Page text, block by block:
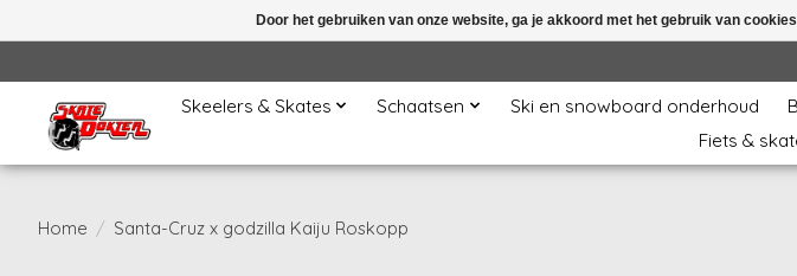
Skeelers & Skates Schaatsen Ski en snowboard onderhoud
Fiets &
Home / Santa-Cruz x godzilla Kaiju Roskopp
Door het gebruiken van onze website, ga je akkoord met het gebruik van